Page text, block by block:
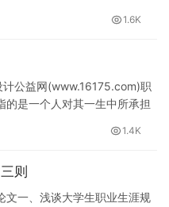
1.6K
公益网(www.16175.com)职
的是一个人对其一生中所承担
1.4K
则
文一、浅谈大学生职业生涯规